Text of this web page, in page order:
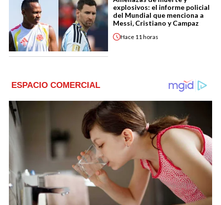
explosivos: el informe policial
del Mundial que menciona a
Messi, Cristiano y Campaz
Hace 11 horas